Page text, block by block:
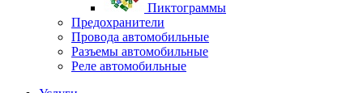
Пиктограммы
Предохранители
Провода автомобильные
Разъемы автомобильные
Реле автомобильные